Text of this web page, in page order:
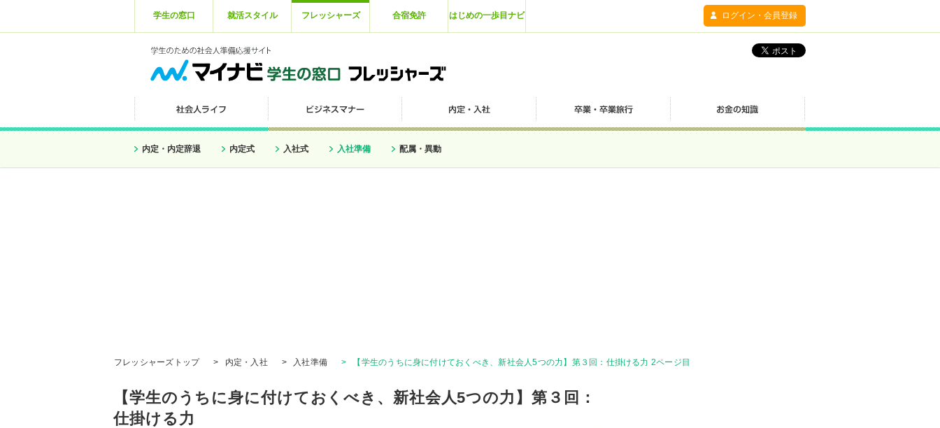
学生の窓口 就活スタイル フレッシャーズ 合宿免許 はじめの一歩目ナビ ログイン・会員登録
内定・内定辞退 内定式 入社式 入社準備 配属・異動
フレッシャーズトップ > 内定・入社 > 入社準備 > 【学生のうちに身に付けておくべき、新社会人5つの力】第３回：仕掛ける力 2ページ目
【学生のうちに身に付けておくべき、新社会人5つの力】第３回：
仕掛ける力